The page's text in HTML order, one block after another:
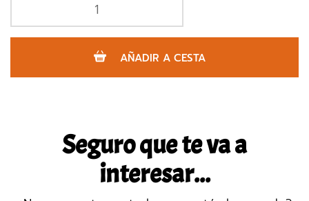
AÑADIR A CESTA
Seguro que te va a
interesar...